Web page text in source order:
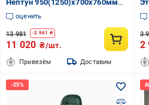
Нептун 950(1250)x700x760мм
бетон серый/черный
оценить
13 981 -2 961 ₴
11 020 ₴/шт.
Привезём Доставим
3
2